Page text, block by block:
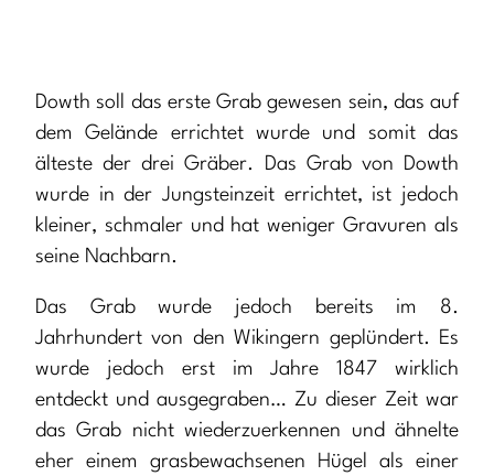
Dowth soll das erste Grab gewesen sein, das auf
dem Gelände errichtet wurde und somit das
älteste der drei Gräber. Das Grab von Dowth
wurde in der Jungsteinzeit errichtet, ist jedoch
kleiner, schmaler und hat weniger Gravuren als
seine Nachbarn.
Das Grab wurde jedoch bereits im 8.
Jahrhundert von den Wikingern geplündert. Es
wurde jedoch erst im Jahre 1847 wirklich
entdeckt und ausgegraben… Zu dieser Zeit war
das Grab nicht wiederzuerkennen und ähnelte
eher einem grasbewachsenen Hügel als einer